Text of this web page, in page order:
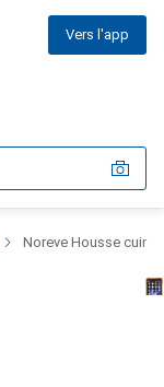
Vers l'app
Noreve Housse cuir